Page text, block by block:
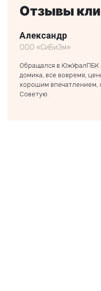
Отзывы
Александр
ООО «СиБиЭм»
Обращался в ЮжУралПБК
домика, все вовремя,
хорошим впечатлением,
Советую.